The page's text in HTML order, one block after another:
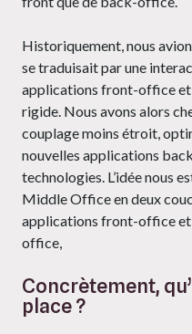
Historiquement, nous
se traduisait par une
applications front-office
rigide. Nous avons alors
couplage moins étroit,
nouvelles applications
technologies. L’idée nous
Middle Office en deux
applications front-office et
office,
Concrètement,
place ?